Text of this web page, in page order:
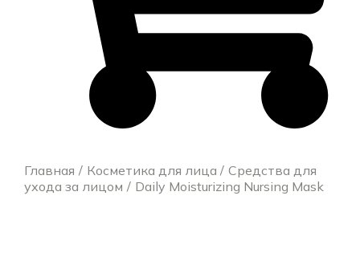
Главная Косметика для лица
Средства для
ухода за лицом
Daily Moisturizing Nursing Mask